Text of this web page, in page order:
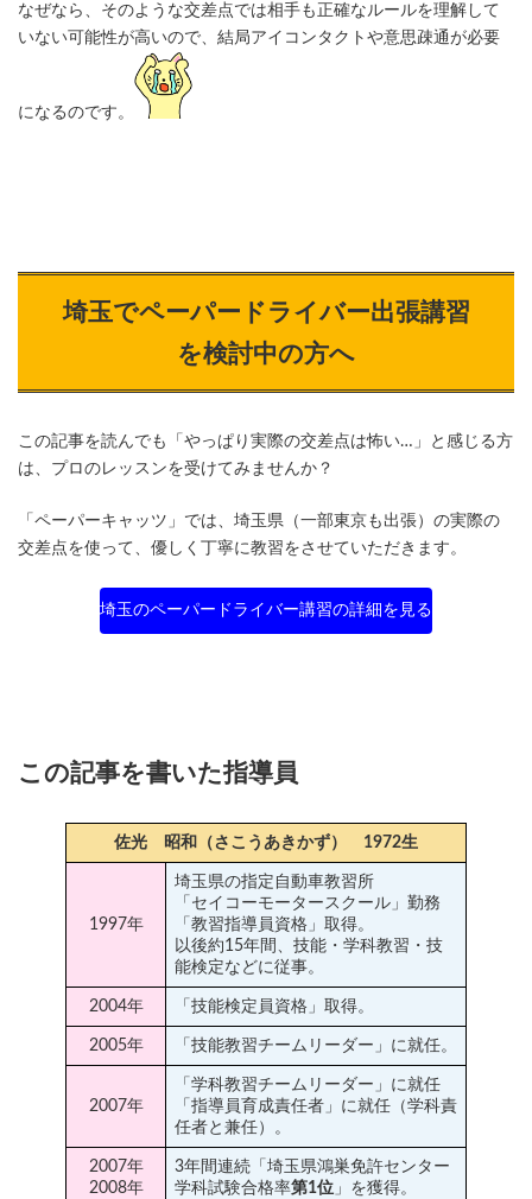
なぜなら、そのような交差点では相手も正確なルールを理解して
いない可能性が高いので、結局アイコンタクトや意思疎通が必要
になるのです。
埼玉でペーパードライバー出張講習
を検討中の方へ
この記事を読んでも「やっぱり実際の交差点は怖い…」と感じる方
は、プロのレッスンを受けてみませんか？
「ペーパーキャッツ」では、埼玉県（一部東京も出張）の実際の
交差点を使って、優しく丁寧に教習をさせていただきます。
埼玉のペーパードライバー講習の詳細を見る
この記事を書いた指導員
佐光 昭和（さこうあきかず） 1972生
1997年
埼玉県の指定自動車教習所
「セイコーモータースクール」勤務
「教習指導員資格」取得。
以後約15年間、技能・学科教習・技
能検定などに従事。
2004年 「技能検定員資格」取得。
2005年 「技能教習チームリーダー」に就任。
2007年
「学科教習チームリーダー」に就任
「指導員育成責任者」に就任（学科責
任者と兼任）。
2007年
2008年
3年間連続「埼玉県鴻巣免許センター
学科試験合格率第1位 」を獲得。